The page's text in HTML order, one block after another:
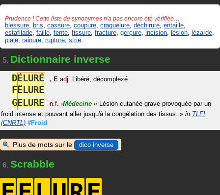
Prudence ! Cette liste de synonymes n'a pas encore été vérifiée…
blessure bris cassure coupure craquelure déchirure entaille
estafilade faille fente fissure fracture gerçure incision lésion lézarde
plaie rainure rupture strie
5. Dictionnaire inverse
DÉLURÉ , E adj. Libéré, décomplexé.
FÊLURE
GELURE n.f. #Médecine « Lésion cutanée grave provoquée par un
froid intense et pouvant aller jusqu'à la congélation des tissus. » in TLFI
(CNRTL) #Froid
Plus de mots sur le dico inverse
6. Scrabble